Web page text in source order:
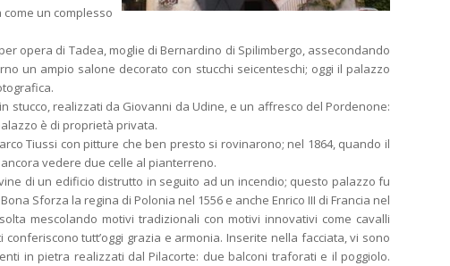
un complesso
opera di Tadea, moglie di Bernardino di Spilimbergo, assecondando
un ampio salone decorato con stucchi seicenteschi; oggi il palazzo
stucco, realizzati da Giovanni da Udine, e un affresco del Pordenone:
è di proprietà privata.
Tiussi con pitture che ben presto si rovinarono; nel 1864, quando il
vedere due celle al pianterreno.
di un edificio distrutto in seguito ad un incendio; questo palazzo fu
Sforza la regina di Polonia nel 1556 e anche Enrico III di Francia nel
mescolando motivi tradizionali con motivi innovativi come cavalli
tutt’oggi grazia e armonia. Inserite nella facciata, vi sono
in pietra realizzati dal Pilacorte: due balconi traforati e il poggiolo.